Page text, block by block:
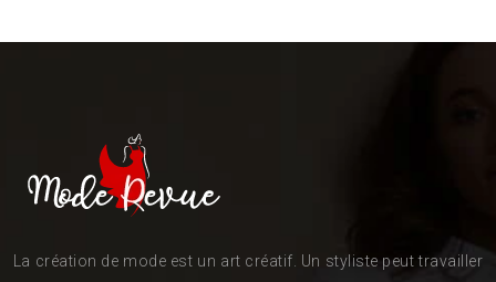
La création de mode est un art créatif. Un styliste peut travailler